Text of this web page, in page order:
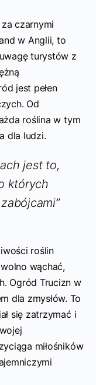
czarnymi
w Anglii, to
turystów z
jest pełen
Od
roślina w tym
dla ludzi.
jest to,
których
roślin
wąchać,
Ogród Trucizn w
dla zmysłów. To
się zatrzymać i
miłośników